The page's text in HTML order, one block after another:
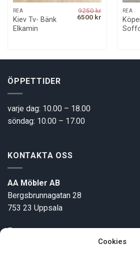
Cookies
REA
Kiev Tv- Bänk
Elkamin
9250kr
Original
6500 kr Current
REA
ÖPPETTIDER
varje dag: 10.00 – 18.00
söndag: 10.00 – 17.00
KONTAKTA OSS
AA Möbler AB
Bergsbrunnagatan 28
753 23 Uppsala
E-post: